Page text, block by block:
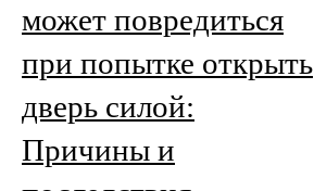
может повредиться
при попытке открыть
дверь силой:
Причины и